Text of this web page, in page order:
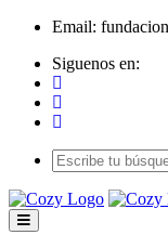
Email:
Siguenos en: